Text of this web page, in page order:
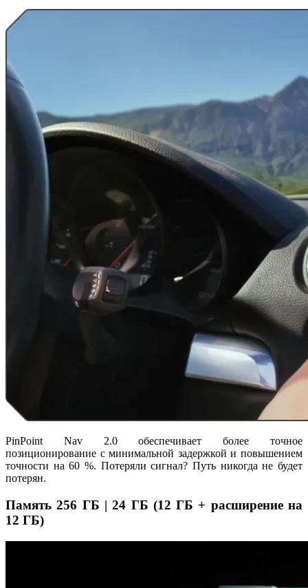
PinPoint Nav 2.0 обеспечивает более точное
позиционирование с минимальной задержкой и повышением
точности на 60 %. Потеряли сигнал? Путь никогда не будет
потерян.
Память 256 ГБ | 24 ГБ (12 ГБ + расширение на
12 ГБ)